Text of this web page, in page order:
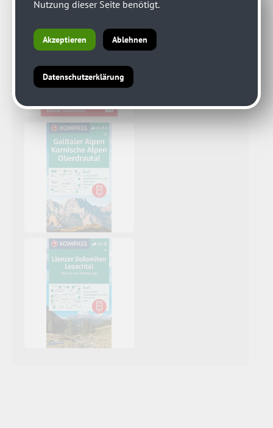
Nutzung dieser Seite benötigt.
Akzeptieren Ablehnen
Datenschutzerklärung